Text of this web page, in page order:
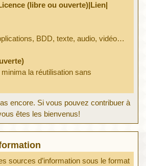
(libre ou ouverte)|Lien|
BDD, texte, audio, vidéo…
la réutilisation sans
encore. Si vous pouvez contribuer à
êtes les bienvenus!
sources d’information sous le format